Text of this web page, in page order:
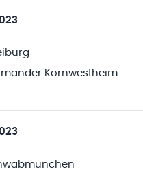
Kornwestheim